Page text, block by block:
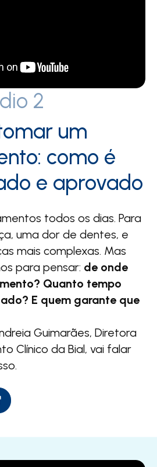
2
um
como é
e aprovado​
todos os dias. Para
uma dor de dentes, e
mais complexas. Mas
para pensar: de onde
Quanto tempo
E quem garante que
Guimarães, Diretora
Clínico da Bial, vai falar